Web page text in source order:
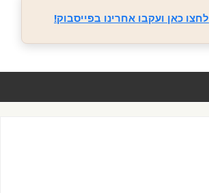
לחצו כאן ועקבו אחרינו בפייסבוק!